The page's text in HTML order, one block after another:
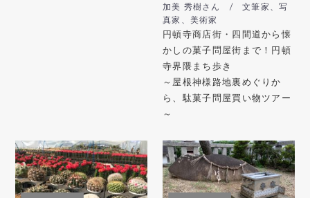
加美 秀樹さん / 文筆家、写
真家、美術家
円頓寺商店街・四間道から懐
かしの菓子問屋街まで！円頓
寺界隈まち歩き
～屋根神様路地裏めぐりか
ら、駄菓子問屋買い物ツアー
～